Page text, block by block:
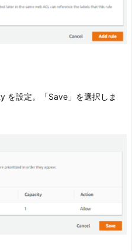
を設定。「Save」を選択しま